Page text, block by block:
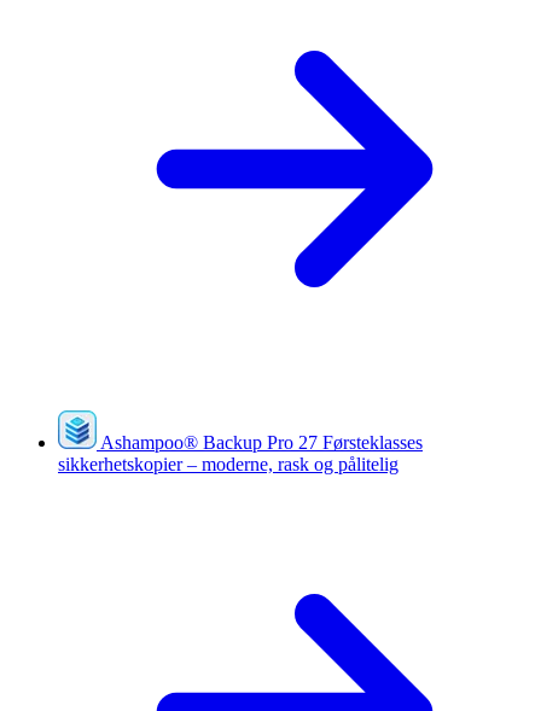
Ashampoo® Backup Pro 27 Førsteklasses
sikkerhetskopier – moderne, rask og pålitelig